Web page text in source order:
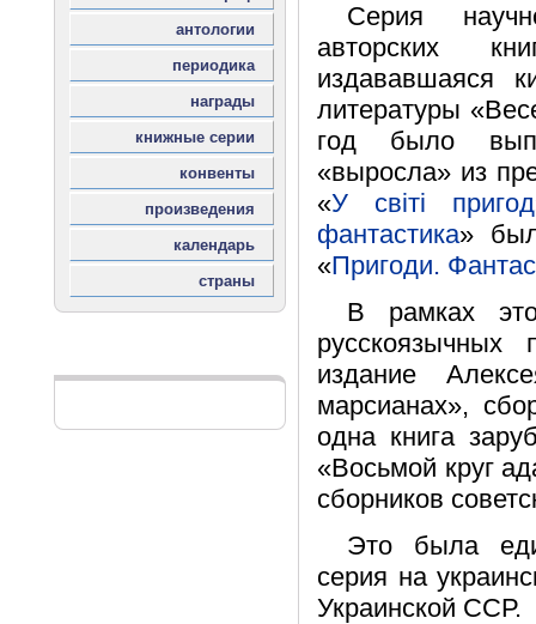
Серия
авторских
издававшаяся
литературы
год было
«выросла» из
«У світі пригод
фантастика»
«Пригоди.
В рамках
русскоязычных
издание
марсианах»,
одна книга
«Восьмой круг
сборников
Это была
серия на
Украинской ССР.